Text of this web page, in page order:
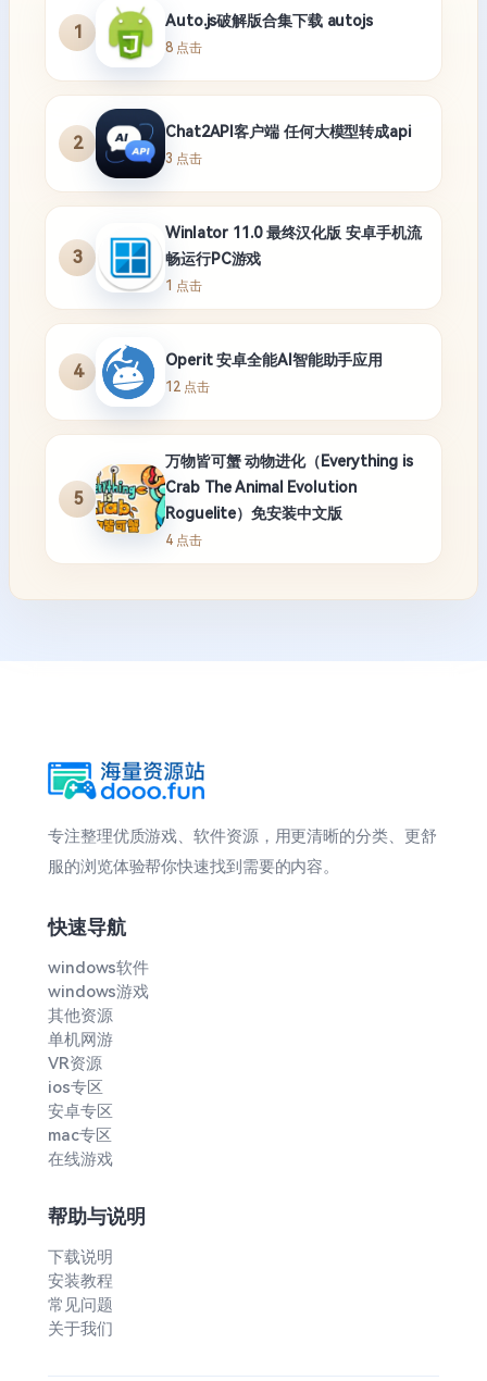
1
Auto.js破解版合集下载 autojs
8 点击
2
Chat2API客户端 任何大模型转成api
3 点击
3
Winlator 11.0 最终汉化版 安卓手机流
畅运行PC游戏
1 点击
4
Operit 安卓全能AI智能助手应用
12 点击
5
万物皆可蟹 动物进化（Everything is
Crab The Animal Evolution
Roguelite）免安装中文版
4 点击
专注整理优质游戏、软件资源，用更清晰的分类、更舒
服的浏览体验帮你快速找到需要的内容。
快速导航
windows软件
windows游戏
其他资源
单机网游
VR资源
ios专区
安卓专区
mac专区
在线游戏
帮助与说明
下载说明
安装教程
常见问题
关于我们